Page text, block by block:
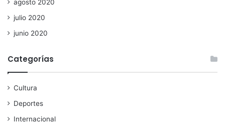
agosto 2020
julio 2020
junio 2020
Categorías
Cultura
Deportes
Internacional